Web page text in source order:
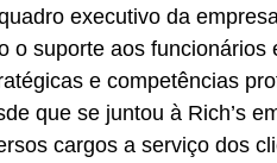
executivo da
o suporte aos
e competências
que se juntou à Rich’s
cargos a serviço dos